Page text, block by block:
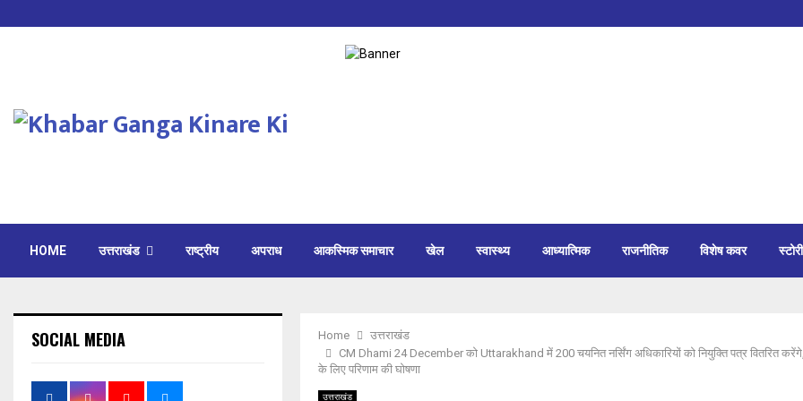
HOME उत्तराखंड राष्ट्रीय अपराध आकस्मिक समाचार खेल स्वास्थ्य आध्यात्मिक राजनीतिक विशेष कवर स्टोरी
Home
उत्तराखंड
CM Dhami 24 December को Uttarakhand में 200 चयनित नर्सिंग अधिकारियों को नियुक्ति पत्र वितरित
के लिए परिणाम की घोषणा
उत्तराखंड
SOCIAL MEDIA